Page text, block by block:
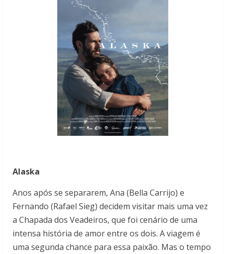
Alaska
Anos após se separarem, Ana (Bella Carrijo) e
Fernando (Rafael Sieg) decidem visitar mais uma vez
a Chapada dos Veadeiros, que foi cenário de uma
intensa história de amor entre os dois. A viagem é
uma segunda chance para essa paixão. Mas o tempo